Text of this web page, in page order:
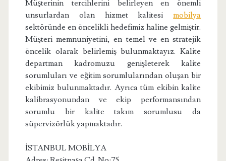
Müşterinin tercihlerini belirleyen en önemli
unsurlardan olan hizmet kalitesimobilya
sektöründe en öncelikli hedefimiz haline gelmiştir.
Müşteri memnuniyetini, en temel ve en stratejik
öncelik olarak belirlemiş bulunmaktayız. Kalite
departman kadromuzu genişleterek kalite
sorumluları ve eğitim sorumlularından oluşan bir
ekibimiz bulunmaktadır. Ayrıca tüm ekibin kalite
kalibrasyonundan ve ekip performansından
sorumlu bir kalite takım sorumlusu da
süpervizörlük yapmaktadır.
İSTANBUL MOBİLYA